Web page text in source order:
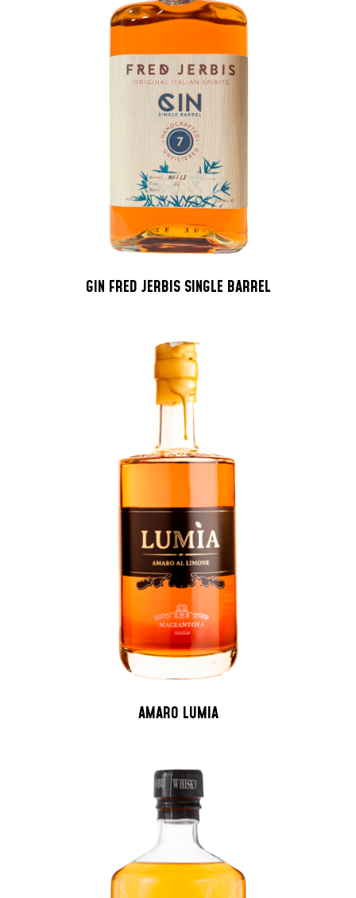
GIN FRED JERBIS SINGLE BARREL
AMARO LUMIA